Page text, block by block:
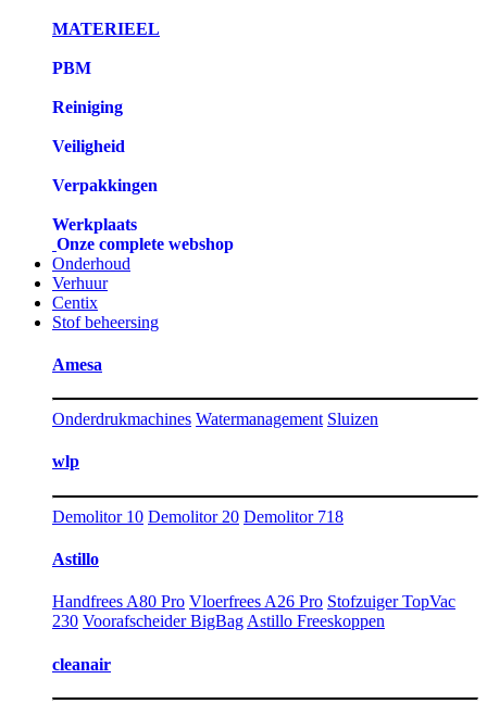
MATERIEEL
PBM
Reiniging
Veiligheid
Verpakkingen
Werkplaats
Onze complete webshop
Onderhoud
Verhuur
Centix
Stof beheersing
Amesa
Onderdrukmachines Watermanagement Sluizen
wlp
Demolitor 10 Demolitor 20 Demolitor 718
Astillo
Handfrees A80 Pro Vloerfrees A26 Pro Stofzuiger TopVac
230 Voorafscheider BigBag Astillo Freeskoppen
cleanair